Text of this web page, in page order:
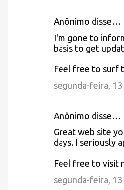
Anônimo disse…
I'm gone to
basis to get
Feel free to surf
segunda-feira,
Anônimo disse…
Great web site
days. I seriously
Feel free to visit
segunda-feira,